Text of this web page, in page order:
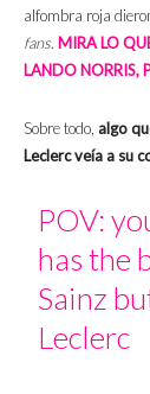
alfombra roja
fans. MIRA LO
LANDO NORRIS,
Sobre todo, algo
Leclerc veía a su
POV:
has the
Sainz
Leclerc